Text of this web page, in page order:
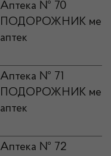
Аптека № 70
ПОДОРОЖНИК
аптек
Аптека № 71
ПОДОРОЖНИК
аптек
Аптека № 72